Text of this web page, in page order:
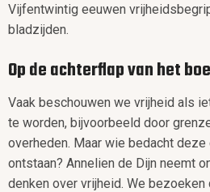
Vijfentwintig eeuwen
bladzijden.
Op de achterflap van het
Vaak beschouwen we vrijheid als
te worden, bijvoorbeeld door
overheden. Maar wie bedacht
ontstaan? Annelien de Dijn neemt
denken over vrijheid. We bezoeken